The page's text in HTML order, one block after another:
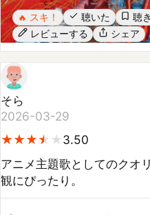
レビューする
シェア
そら
2026-03-29
★
★ ★
★
観にぴったり。
参考になった